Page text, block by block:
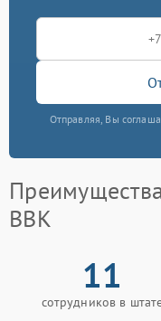
Отправляя, Вы
BBK
11
сотрудников в